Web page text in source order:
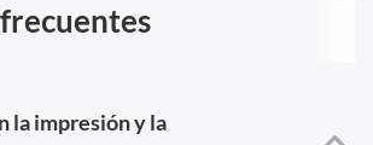
la impresión y la